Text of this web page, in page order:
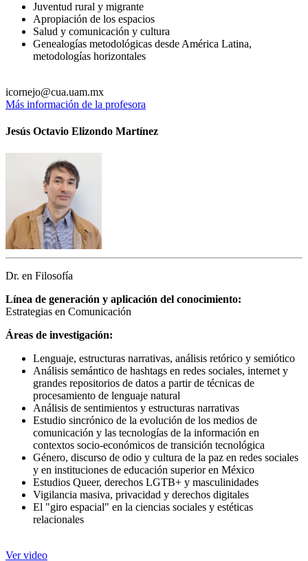
Juventud rural y migrante
Apropiación de los espacios
Salud y comunicación y cultura
Genealogías metodológicas desde América Latina,
metodologías horizontales
icornejo@cua.uam.mx
Más información de la profesora
Jesús Octavio Elizondo Martínez
Dr. en Filosofía
Línea de generación y aplicación del conocimiento:
Estrategias en Comunicación
Áreas de investigación:
Lenguaje, estructuras narrativas, análisis retórico y semiótico
Análisis semántico de hashtags en redes sociales, internet y
grandes repositorios de datos a partir de técnicas de
procesamiento de lenguaje natural
Análisis de sentimientos y estructuras narrativas
Estudio sincrónico de la evolución de los medios de
comunicación y las tecnologías de la información en
contextos socio-económicos de transición tecnológica
Género, discurso de odio y cultura de la paz en redes sociales
y en instituciones de educación superior en México
Estudios Queer, derechos LGTB+ y masculinidades
Vigilancia masiva, privacidad y derechos digitales
El "giro espacial" en la ciencias sociales y estéticas
relacionales
Ver video